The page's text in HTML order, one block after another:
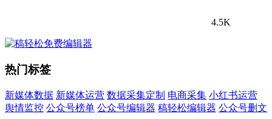
4.5K
热门标签
新媒体数据 新媒体运营 数据采集定制 电商采集 小红书运营
舆情监控 公众号榜单 公众号编辑器 稿轻松编辑器 公众号删文